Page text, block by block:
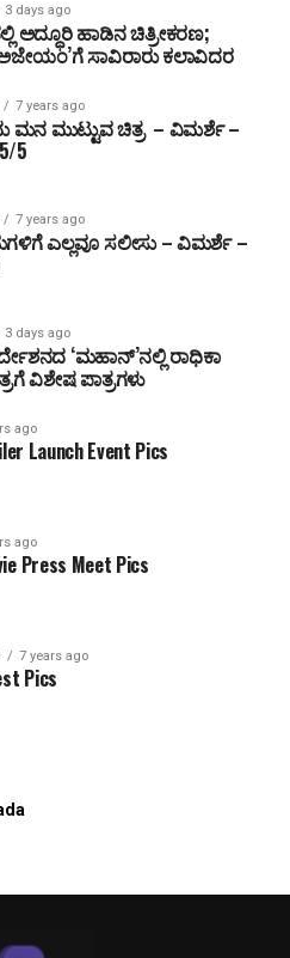
3 days ago
ಅದ್ಧೂರಿ ಹಾಡಿನ ಚಿತ್ರೀಕರಣ;
ಸಾವಿರಾರು ಕಲಾವಿದರ
7 years ago
ಮನ ಮುಟ್ಟುವ ಚಿತ್ರ – ವಿಮರ್ಶೆ –
5
7 years ago
ಎಲ್ಲವೂ ಸಲೀಸು – ವಿಮರ್ಶೆ –
3 days ago
‘ಮಹಾನ್’ನಲ್ಲಿ ರಾಧಿಕಾ
ವಿಶೇಷ ಪಾತ್ರಗಳು
ago
Launch Event Pics
ago
Press Meet Pics
7 years ago
Pics